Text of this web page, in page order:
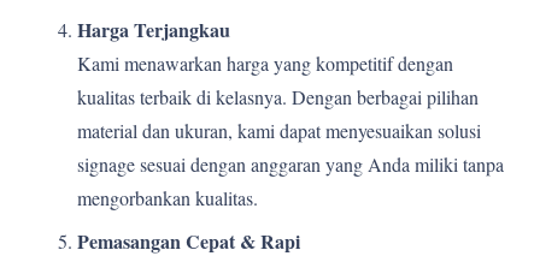
Harga Terjangkau
Kami menawarkan harga yang kompetitif dengan
kualitas terbaik di kelasnya. Dengan berbagai pilihan
material dan ukuran, kami dapat menyesuaikan solusi
signage sesuai dengan anggaran yang Anda miliki tanpa
mengorbankan kualitas.
Pemasangan Cepat & Rapi